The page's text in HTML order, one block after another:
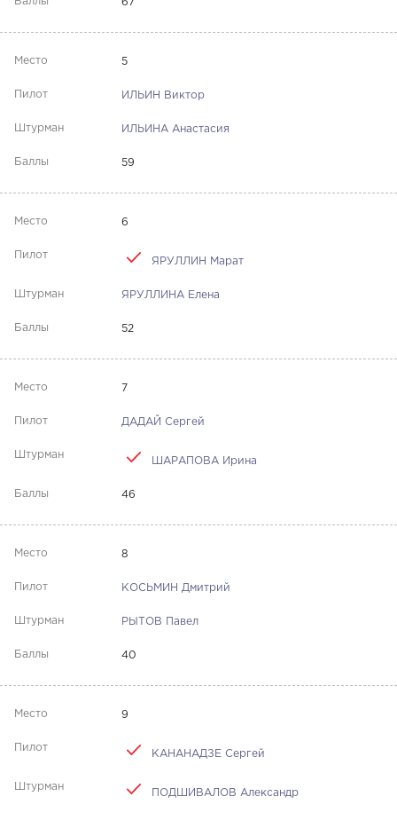
67
5
ИЛЬИН Виктор
ИЛЬИНА Анастасия
59
6
ЯРУЛЛИН Марат
ЯРУЛЛИНА Елена
52
7
ДАДАЙ Сергей
ШАРАПОВА Ирина
46
8
КОСЬМИН Дмитрий
РЫТОВ Павел
40
9
КАНАНАДЗЕ Сергей
ПОДШИВАЛОВ Александр